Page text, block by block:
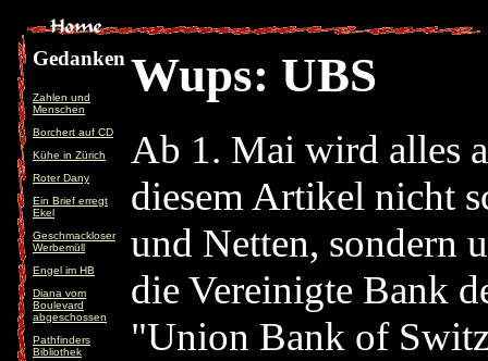
Gedanken
Zahlen und
Menschen
Borchert auf CD
Kühe in Zürich
Roter Dany
Ein Brief erregt
Ekel
Geschmackloser
Werbemüll
Engel im HB
Diana vom
Boulevard
abgeschossen
Pathfinders
Bibliothek
Wups: UBS
Ab 1. Mai wird alles
diesem Artikel nicht
und Netten, sondern
die Vereinigte Bank
"Union Bank of